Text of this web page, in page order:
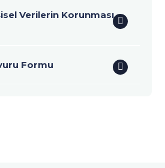
Verilerin Korunması
Formu